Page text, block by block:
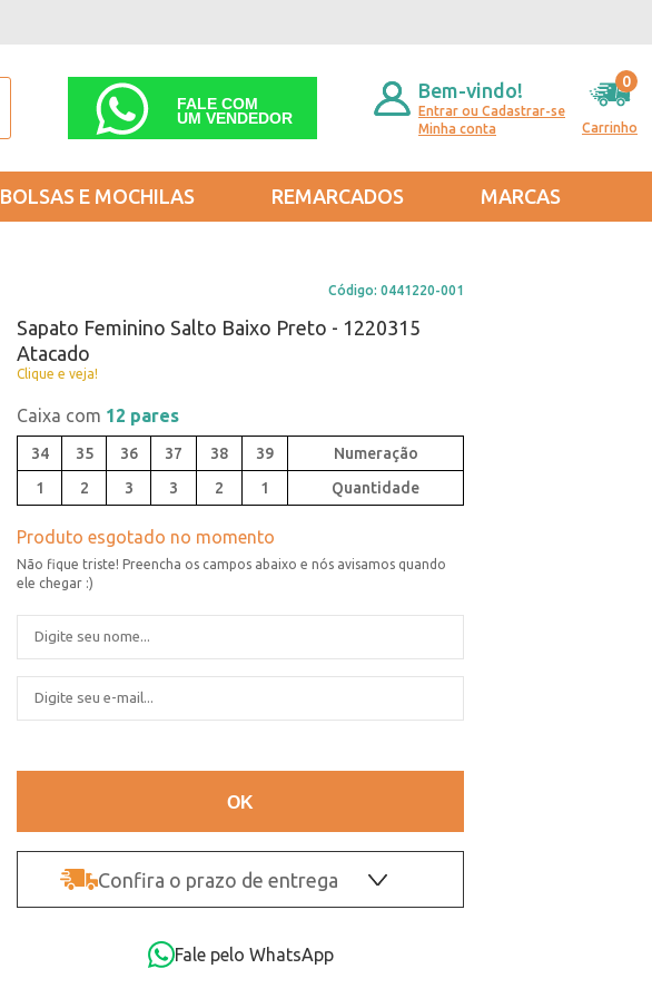
FALE COM
UM VENDEDOR
Bem-vindo!
Entrar ou Cadastrar-se
Minha conta
Carrinho
0
BOLSAS E MOCHILAS REMARCADOS MARCAS
Código: 0441220-001
Sapato Feminino Salto Baixo Preto - 1220315
Atacado
Clique e veja!
Caixa com 12 pares
34 35 36 37 38
39
1
2 3 3 2 1 Quantidade
Confira o prazo de entrega
Fale pelo WhatsApp